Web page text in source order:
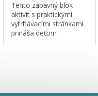
Tento zábavný blok
aktivít s praktickými
vytrhávacími stránkami
prináša deťom